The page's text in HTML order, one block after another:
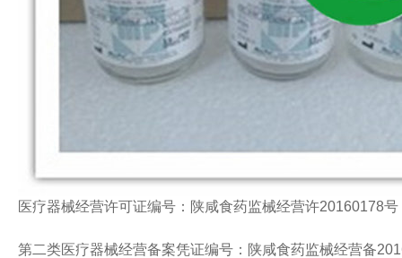
医疗器械经营许可证编号：陕咸食药监械经营许20160178号
第二类医疗器械经营备案凭证编号：陕咸食药监械经营备